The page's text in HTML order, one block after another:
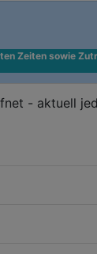
Zeiten sowie
- aktuell